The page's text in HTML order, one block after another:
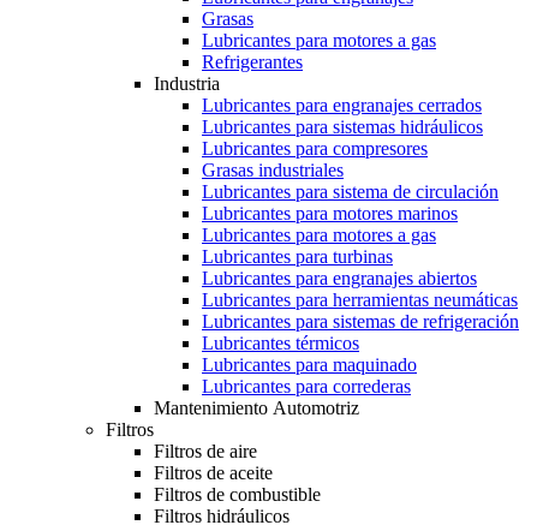
Grasas
Lubricantes para motores a gas
Refrigerantes
Industria
Lubricantes para engranajes cerrados
Lubricantes para sistemas hidráulicos
Lubricantes para compresores
Grasas industriales
Lubricantes para sistema de circulación
Lubricantes para motores marinos
Lubricantes para motores a gas
Lubricantes para turbinas
Lubricantes para engranajes abiertos
Lubricantes para herramientas neumáticas
Lubricantes para sistemas de refrigeración
Lubricantes térmicos
Lubricantes para maquinado
Lubricantes para correderas
Mantenimiento Automotriz
Filtros
Filtros de aire
Filtros de aceite
Filtros de combustible
Filtros hidráulicos